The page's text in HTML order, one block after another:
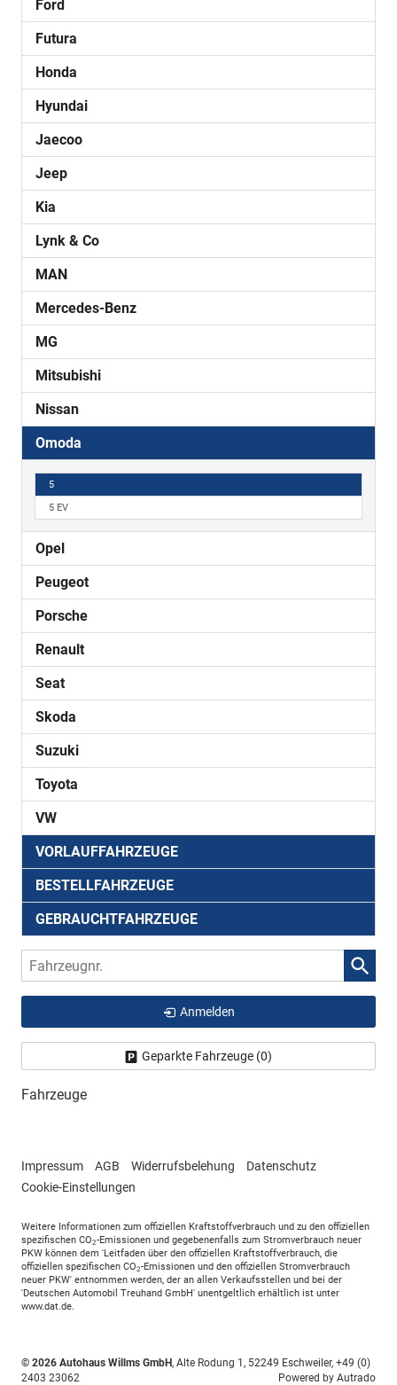
Ford
Futura
Honda
Hyundai
Jaecoo
Jeep
Kia
Lynk & Co
MAN
Mercedes-Benz
MG
Mitsubishi
Nissan
Omoda
5
5 EV
Opel
Peugeot
Porsche
Renault
Seat
Skoda
Suzuki
Toyota
VW
VORLAUFFAHRZEUGE
BESTELLFAHRZEUGE
GEBRAUCHTFAHRZEUGE
Fahrzeugnr.
Anmelden
Geparkte Fahrzeuge (0)
Fahrzeuge
Impressum AGB Widerrufsbelehung
Datenschutz
Cookie-Einstellungen
Weitere Informationen zum offiziellen Kraftstoffverbrauch und zu den offiziellen
spezifischen CO2-Emissionen und gegebenenfalls zum Stromverbrauch neuer
PKW können dem 'Leitfaden über den offiziellen Kraftstoffverbrauch, die
offiziellen spezifischen CO2-Emissionen und den offiziellen Stromverbrauch
neuer PKW' entnommen werden, der an allen Verkaufsstellen und bei der
'Deutschen Automobil Treuhand GmbH' unentgeltlich erhältlich ist unter
www.dat.de.
© 2026 Autohaus Willms GmbH, Alte Rodung 1 , 52249 Eschweiler, +49 (0)
2403 23062
Powered by Autrado